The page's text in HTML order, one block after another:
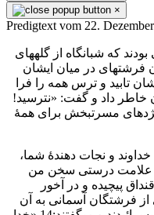
×
Predigtext vom 22.
كه شبانگاه از گلههای
آن شب، ناگهان فرشتهای در ميان ايشان
تابيد و ترس همه را فرا
خاطر داد و گفت: «نترسيد!
مسرتبخش برای همهٔ
و نجات دهندهٔ شما،
در شهر داوود چشم به جهان گشود.12 علامت درستی سخن من
پيچيده و در آخور
بيشماری از فرشتگان آسمانی به آن